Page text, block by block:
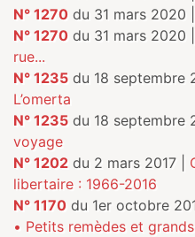
N° 1270 du 31 mars 2020 |
N° 1270 du 31 mars 2020 |
rue...
N° 1235 du 18 septembre
L’omerta
N° 1235 du 18 septembre
voyage
N° 1202 du 2 mars 2017 |
libertaire : 1966-2016
N° 1170 du 1er octobre
• Petits remèdes et